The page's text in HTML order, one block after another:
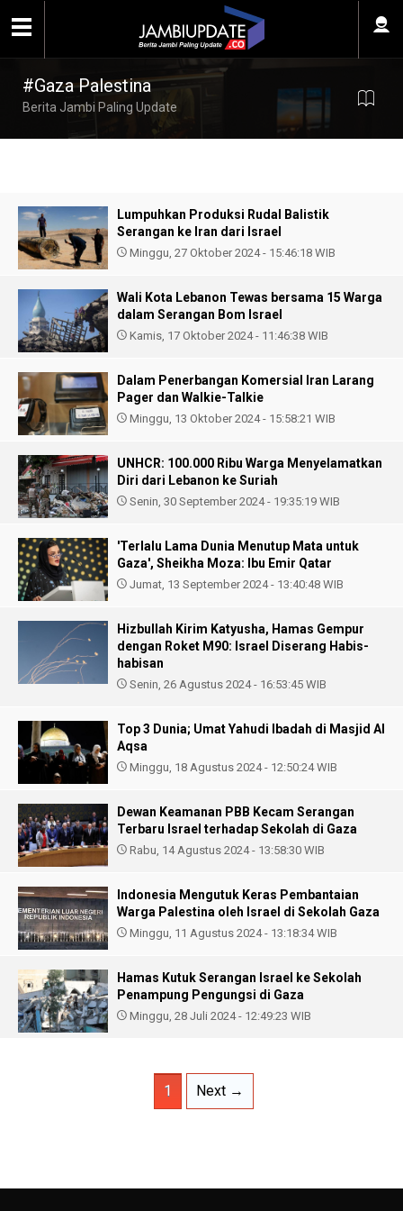
#Gaza Palestina
Berita Jambi Paling Update
Lumpuhkan Produksi Rudal Balistik
Serangan ke Iran dari Israel
Minggu, 27 Oktober 2024 - 15:46:18 WIB
Wali Kota Lebanon Tewas bersama 15 Warga
dalam Serangan Bom Israel
Kamis, 17 Oktober 2024 - 11:46:38 WIB
Dalam Penerbangan Komersial Iran Larang
Pager dan Walkie-Talkie
Minggu, 13 Oktober 2024 - 15:58:21 WIB
UNHCR: 100.000 Ribu Warga Menyelamatkan
Diri dari Lebanon ke Suriah
Senin, 30 September 2024 - 19:35:19 WIB
'Terlalu Lama Dunia Menutup Mata untuk
Gaza', Sheikha Moza: Ibu Emir Qatar
Jumat, 13 September 2024 - 13:40:48 WIB
Hizbullah Kirim Katyusha, Hamas Gempur
dengan Roket M90: Israel Diserang Habis-
habisan
Senin, 26 Agustus 2024 - 16:53:45 WIB
Top 3 Dunia; Umat Yahudi Ibadah di Masjid Al
Aqsa
Minggu, 18 Agustus 2024 - 12:50:24 WIB
Dewan Keamanan PBB Kecam Serangan
Terbaru Israel terhadap Sekolah di Gaza
Rabu, 14 Agustus 2024 - 13:58:30 WIB
Indonesia Mengutuk Keras Pembantaian
Warga Palestina oleh Israel di Sekolah Gaza
Minggu, 11 Agustus 2024 - 13:18:34 WIB
Hamas Kutuk Serangan Israel ke Sekolah
Penampung Pengungsi di Gaza
Minggu, 28 Juli 2024 - 12:49:23 WIB
1 Next →